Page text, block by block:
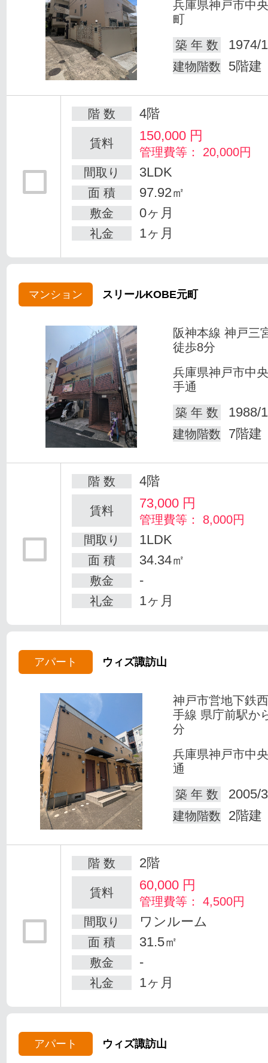
兵庫県神戸市中
町
築 年 数
1974/
建物階数 5階建
階 数 4階
賃料 150,000 円
管理費等： 20,000円
間取り
3LDK
面 積 97.92㎡
敷金 0ヶ月
礼金 1ヶ月
マンション スリールKOBE元町
阪神本線 神戸三
徒歩8分
兵庫県神戸市中
手通
築 年 数
1988/
建物階数 7階建
階 数 4階
賃料 73,000 円
管理費等： 8,000円
間取り
1LDK
面 積 34.34㎡
敷金 -
礼金 1ヶ月
アパート ウィズ諏訪山
神戸市営地下鉄
手線 県庁前駅か
分
兵庫県神戸市中
通
築 年 数
2005/
建物階数 2階建
階 数 2階
賃料 60,000 円
管理費等： 4,500円
間取り
ワンルーム
面 積 31.5㎡
敷金 -
礼金 1ヶ月
アパート ウィズ諏訪山